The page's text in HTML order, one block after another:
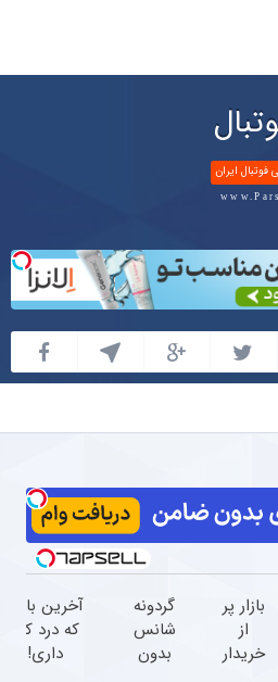
فوتبال ایران
بازار پر
از
خریدار
گردونه
شانس
بدون
آخرین باری
که درد کمر
داری!